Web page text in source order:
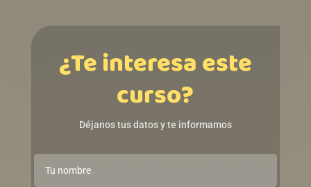
¿Te interesa este
curso?
Déjanos tus datos y te informamos